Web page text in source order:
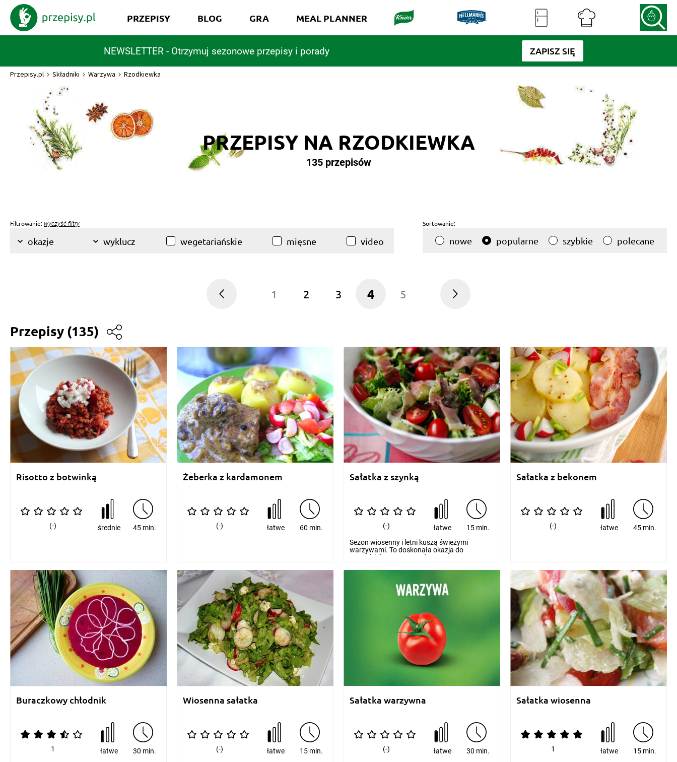
NEWSLETTER - Otrzymuj sezonowe przepisy i porady ZAPISZ SIĘ
PRZEPISY BLOG GRA MEAL PLANNER
Przepisy.pl Składniki Warzywa Rzodkiewka
PRZEPISY NA RZODKIEWKA
135 przepisów
Filtrowanie: wyczyść filtry
okazje wyklucz wegetariańskie mięsne video
Sortowanie:
nowe popularne szybkie polecane
1 2 3 4 5
Przepisy (135)
Risotto z botwinką
(-) średnie 45 min.
Żeberka z kardamonem
(-) łatwe 60 min.
Sałatka z szynką
(-) łatwe
15 min.
Sezon wiosenny i letni kuszą świeżymi
warzywami. To doskonała okazja do
samodzielnego przyrządzan...
Sałatka z bekonem
(-) łatwe 45 min.
Buraczkowy chłodnik
1 łatwe 30 min.
Wiosenna sałatka
(-) łatwe 15 min.
Sałatka warzywna
(-) łatwe 30 min.
Sałatka wiosenna
1 łatwe 15 min.